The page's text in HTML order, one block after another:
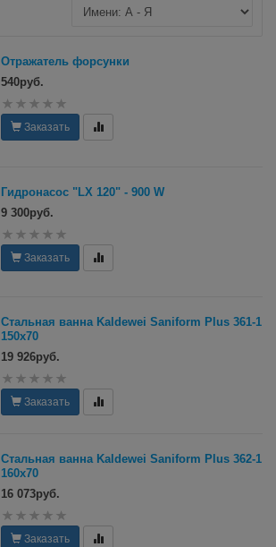
Отражатель форсунки
540руб.
Заказать
Гидронасос "LX 120" - 900 W
9 300руб.
Заказать
Стальная ванна Kaldewei Saniform Plus 361-1
150х70
19 926руб.
Заказать
Стальная ванна Kaldewei Saniform Plus 362-1
160х70
16 073руб.
Заказать